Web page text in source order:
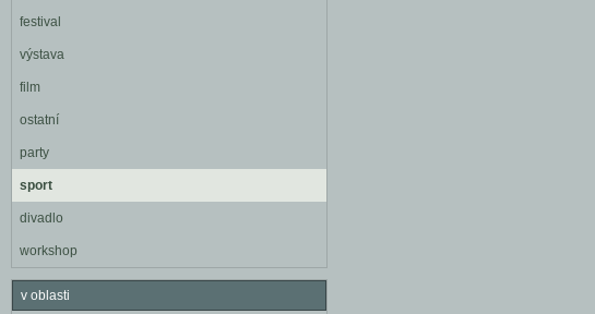
festival
výstava
film
ostatní
party
sport
divadlo
workshop
v oblasti